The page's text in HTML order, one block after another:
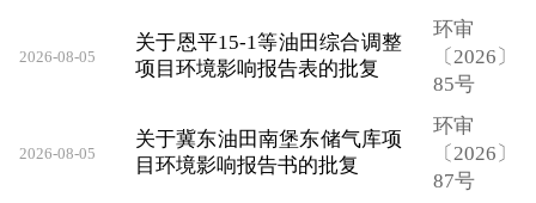
2026-08-05
关于恩平15-1等油田综合调整
项目环境影响报告表的批复
环审
〔2026〕
85号
2026-08-05
关于冀东油田南堡东储气库项
目环境影响报告书的批复
环审
〔2026〕
87号